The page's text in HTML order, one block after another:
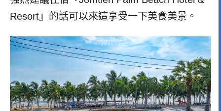
Resort』的話可以來這享受一下美食美景。